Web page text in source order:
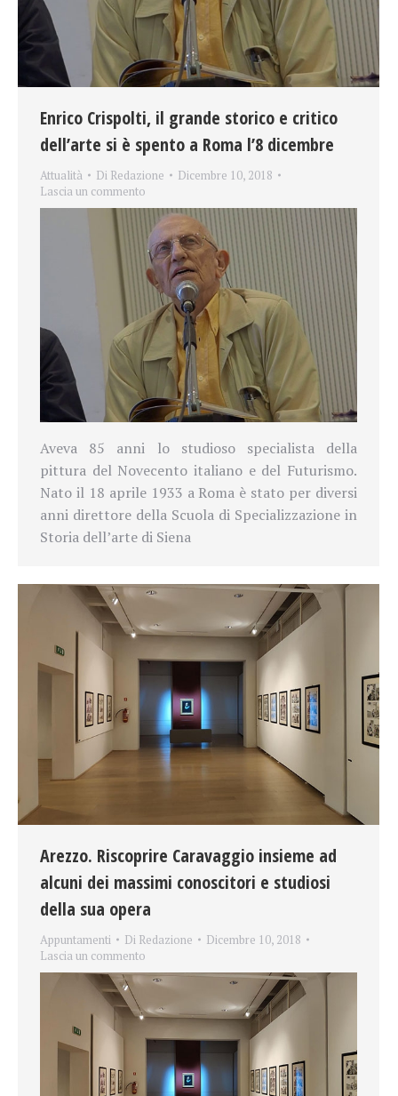
Enrico Crispolti, il grande storico e critico
dell’arte si è spento a Roma l’8 dicembre
Attualità Di Redazione
Dicembre 10, 2018
Lascia un commento
Aveva 85 anni lo studioso specialista della
pittura del Novecento italiano e del Futurismo.
Nato il 18 aprile 1933 a Roma è stato per diversi
anni direttore della Scuola di Specializzazione in
Storia dell’arte di Siena
Arezzo. Riscoprire Caravaggio insieme ad
alcuni dei massimi conoscitori e studiosi
della sua opera
Appuntamenti Di Redazione
Dicembre 10, 2018
Lascia un commento